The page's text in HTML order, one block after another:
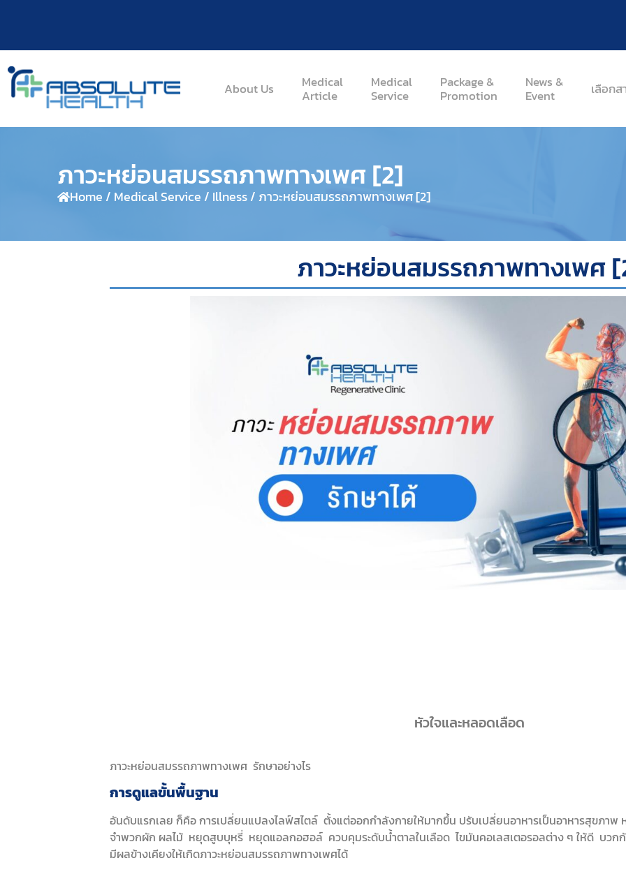
About Us Medical
Article
Medical
Service
Package &
Promotion
News &
Event เลือกส
ภาวะหย่อนสมรรถภาพทางเพศ [2]
Home / Medical Service / Illness / ภาวะหย่อนสมรรถภาพทางเพศ [2]
ภาวะหย่อนสมรรถภาพทางเพศ
หัวใจและหลอดเลือด
ภาวะหย่อนสมรรถภาพทางเพศ รักษาอย่างไร
การดูแลขั้นพื้นฐาน
อันดับแรกเลย ก็คือ การเปลี่ยนแปลงไลฟ์สไตล์ ตั้งแต่ออกกำลังกายให้มากขึ้น ปรับเปลี่ยนอาหารเป็นอาหารสุขภาพ
จำพวกผัก ผลไม้ หยุดสูบบุหรี่ หยุดแอลกอฮอล์ ควบคุมระดับน้ำตาลในเลือด ไขมันคอเลสเตอรอลต่าง ๆ ให้ดี บวก
มีผลข้างเคียงให้เกิดภาวะหย่อนสมรรถภาพทางเพศได้